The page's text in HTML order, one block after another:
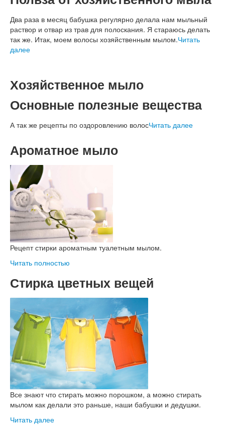
Два раза в месяц бабушка регулярно делала нам мыльный
раствор и отвар из трав для полоскания. Я стараюсь делать
так же. Итак, моем волосы хозяйственным мылом.Читать
далее
Хозяйственное мыло
Основные полезные вещества
А так же рецепты по оздоровлению волосЧитать далее
Ароматное мыло
Рецепт стирки ароматным туалетным мылом.
Читать полностью
Стирка цветных вещей
Все знают что стирать можно порошком, а можно стирать
мылом как делали это раньше, наши бабушки и дедушки.
Читать далее